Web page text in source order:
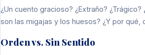
¿Un cuento gracioso? ¿Extraño?
son las migajas y los huesos? ¿Y por
Orden vs. Sin Sentido